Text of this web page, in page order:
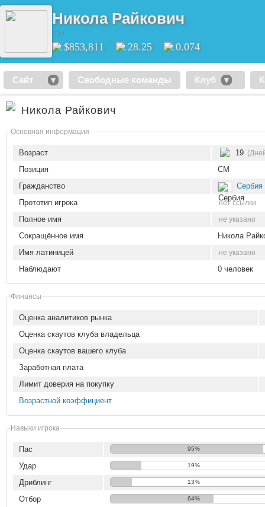
Никола Райкович
CM
$853,811 28.25 0.074
Сайт Свободные команды Клуб
Никола Райкович
Основная информация
Возраст 19
Позиция
CM
Гражданство
Сербия
Прототип игрока
нет ссылки
Полное имя не указано
Сокращённое имя
Никола
Имя латиницей
не указано
Наблюдают 0 человек
Финансы
Оценка аналитиков рынка
Оценка скаутов клуба владельца
Оценка скаутов вашего клуба
Заработная плата
Лимит доверия на покупку
Возрастной коэффициент
Навыки игрока
Пас 95%
Удар 19%
Дриблинг 13%
Отбор 64%